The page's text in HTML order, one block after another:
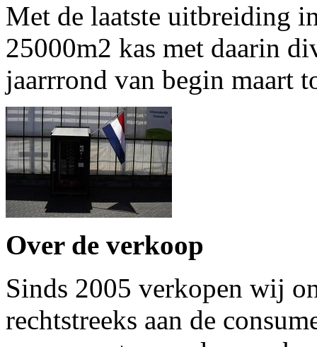
Met de laatste uitbreiding
25000m2 kas met daarin
jaarrrond van begin maart
Over de verkoop
Sinds 2005 verkopen wij
rechtstreeks aan de